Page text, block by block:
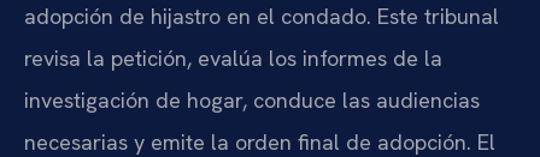
adopción de hijastro en el condado. Este tribunal
revisa la petición, evalúa los informes de la
investigación de hogar, conduce las audiencias
necesarias y emite la orden final de adopción. El